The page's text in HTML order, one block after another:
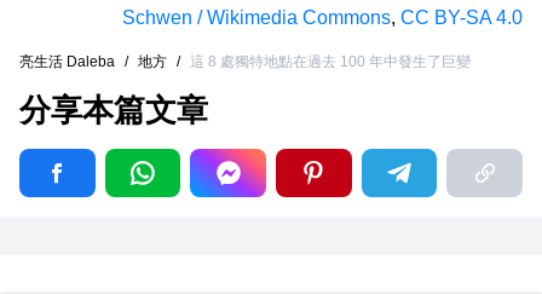
Schwen / Wikimedia Commons, CC BY-SA 4.0
亮生活 Daleba / 地方 / 這 8 處獨特地點在過去 100 年中發生了巨變
分享本篇文章